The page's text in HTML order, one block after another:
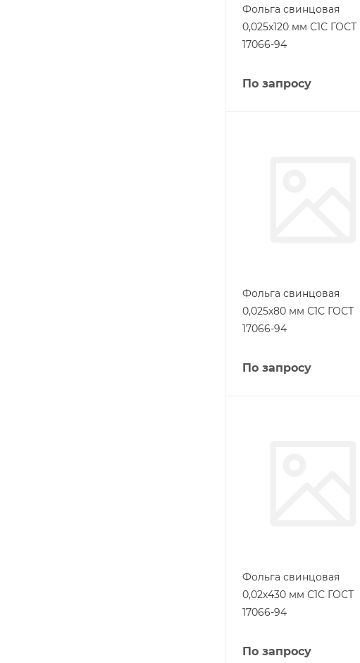
Фольга свинцовая
0,025х120 мм С1С ГОСТ
17066-94
По запросу
Фольга свинцовая
0,025х80 мм С1С ГОСТ
17066-94
По запросу
Фольга свинцовая
0,02х430 мм С1С ГОСТ
17066-94
По запросу